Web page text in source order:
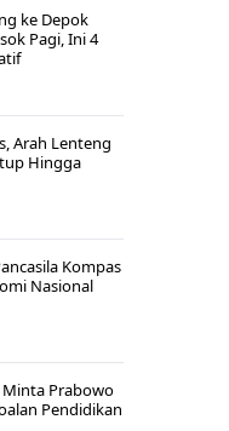
ke Depok
Pagi, Ini 4
Arah Lenteng
Hingga
Kompas
Nasional
Minta Prabowo
Pendidikan